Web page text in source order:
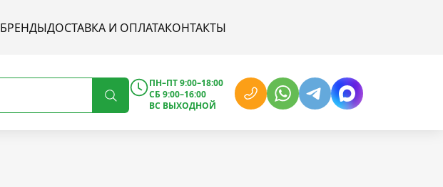
БРЕНДЫДОСТАВКА И ОПЛАТАКОНТАКТЫ
ПН–ПТ 9:00–18:00
СБ 9:00–16:00
ВС ВЫХОДНОЙ